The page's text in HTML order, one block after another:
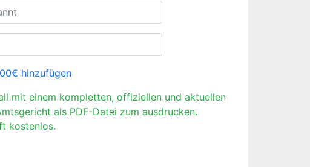
hinzufügen
mit einem kompletten, offiziellen und aktuellen
als PDF-Datei zum ausdrucken.
kostenlos.